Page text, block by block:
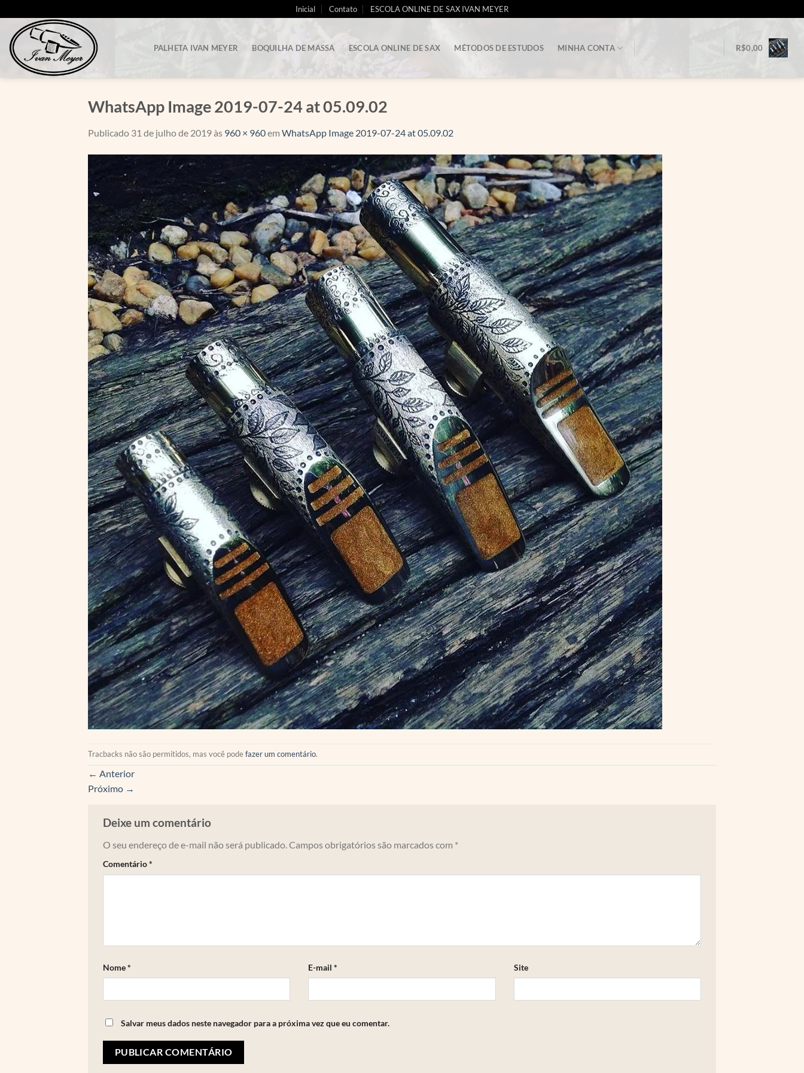
to
content
Inicial Contato ESCOLA ONLINE DE SAX IVAN MEYER
PALHETA IVAN MEYER BOQUILHA DE MASSA ESCOLA ONLINE DE SAX MÉTODOS DE ESTUDOS MINHA CONTA R$0,00
WhatsApp Image 2019-07-24 at 05.09.02
Publicado 31 de julho de 2019às 960 × 960em WhatsApp Image 2019-07-24 at 05.09.02
Tracbacks não são permitidos, mas você podefazer um comentário.
← Anterior
Próximo →
Deixe um comentário
O seu endereço de e-mail não será publicado.Campos obrigatórios são marcados com *
Comentário*
Nome* E-mail* Site
Salvar meus dados neste navegador para a próxima vez que eu comentar.